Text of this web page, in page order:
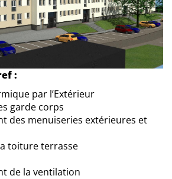
:
par l’Extérieur
garde corps
des menuiseries extérieures et
toiture terrasse
de la ventilation